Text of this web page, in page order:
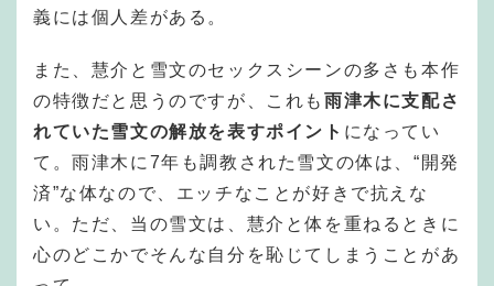
義には個人差がある。
また、慧介と雪文のセックスシーンの多さも本作
の特徴だと思うのですが、これも 雨津木に支配さ
れていた雪文の解放を表すポイント になってい
て。雨津木に7年も調教された雪文の体は、“開発
済”な体なので、エッチなことが好きで抗えな
い。ただ、当の雪文は、慧介と体を重ねるときに
心のどこかでそんな自分を恥じてしまうことがあ